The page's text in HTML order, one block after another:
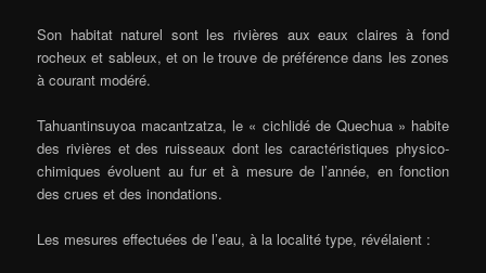
Son habitat naturel sont les rivières aux eaux claires à fond
rocheux et sableux, et on le trouve de préférence dans les zones
à courant modéré.
Tahuantinsuyoa macantzatza, le « cichlidé de Quechua » habite
des rivières et des ruisseaux dont les caractéristiques physico-
chimiques évoluent au fur et à mesure de l’année, en fonction
des crues et des inondations.
Les mesures effectuées de l’eau, à la localité type, révélaient :